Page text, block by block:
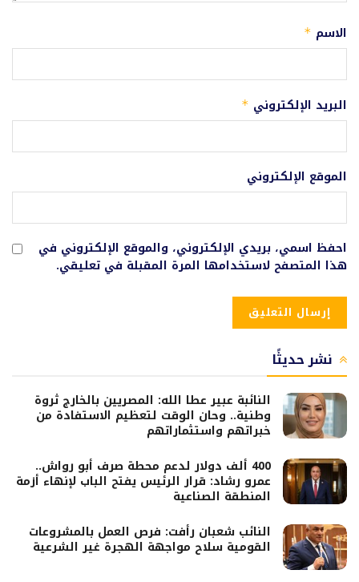
الاسم *
البريد الإلكتروني *
الموقع الإلكتروني
احفظ اسمي، بريدي الإلكتروني، والموقع الإلكتروني في
هذا المتصفح لاستخدامها المرة المقبلة في تعليقي.
نشر حديثًا
النائبة عبير عطا الله: المصريين بالخارج ثروة
وطنية.. وحان الوقت لتعظيم الاستفادة من
خبراتهم واستثماراتهم
400 ألف دولار لدعم محطة صرف أبو رواش..
عمرو رشاد: قرار الرئيس يفتح الباب لإنهاء أزمة
المنطقة الصناعية
النائب شعبان رأفت: فرص العمل بالمشروعات
القومية سلاح مواجهة الهجرة غير الشرعية